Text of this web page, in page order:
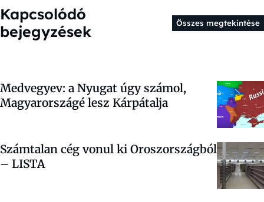
Kapcsolódó
bejegyzések
Összes megtekintése
Medvegyev: a Nyugat úgy számol,
Magyarországé lesz Kárpátalja
Számtalan cég vonul ki Oroszországból
– LISTA